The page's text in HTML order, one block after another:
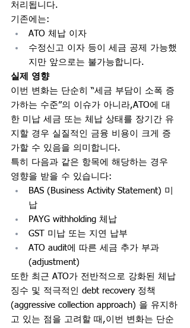
처리됩니다.
기존에는:
ATO 체납 이자
수정신고 이자 등이 세금 공제 가능했
지만 앞으로는 불가능합니다.
실제 영향
이번 변화는 단순히 “세금 부담이 소폭 증
가하는 수준”의 이슈가 아니라,ATO에 대
한 미납 세금 또는 체납 상태를 장기간 유
지할 경우 실질적인 금융 비용이 크게 증
가할 수 있음을 의미합니다.
특히 다음과 같은 항목에 해당하는 경우
영향을 받을 수 있습니다:
BAS (Business Activity Statement) 미
납
PAYG withholding 체납
GST 미납 또는 지연 납부
ATO audit에 따른 세금 추가 부과
(adjustment)
또한 최근 ATO가 전반적으로 강화된 체납
징수 및 적극적인 debt recovery 정책
(aggressive collection approach) 을 유지하
고 있는 점을 고려할 때,이번 변화는 단순